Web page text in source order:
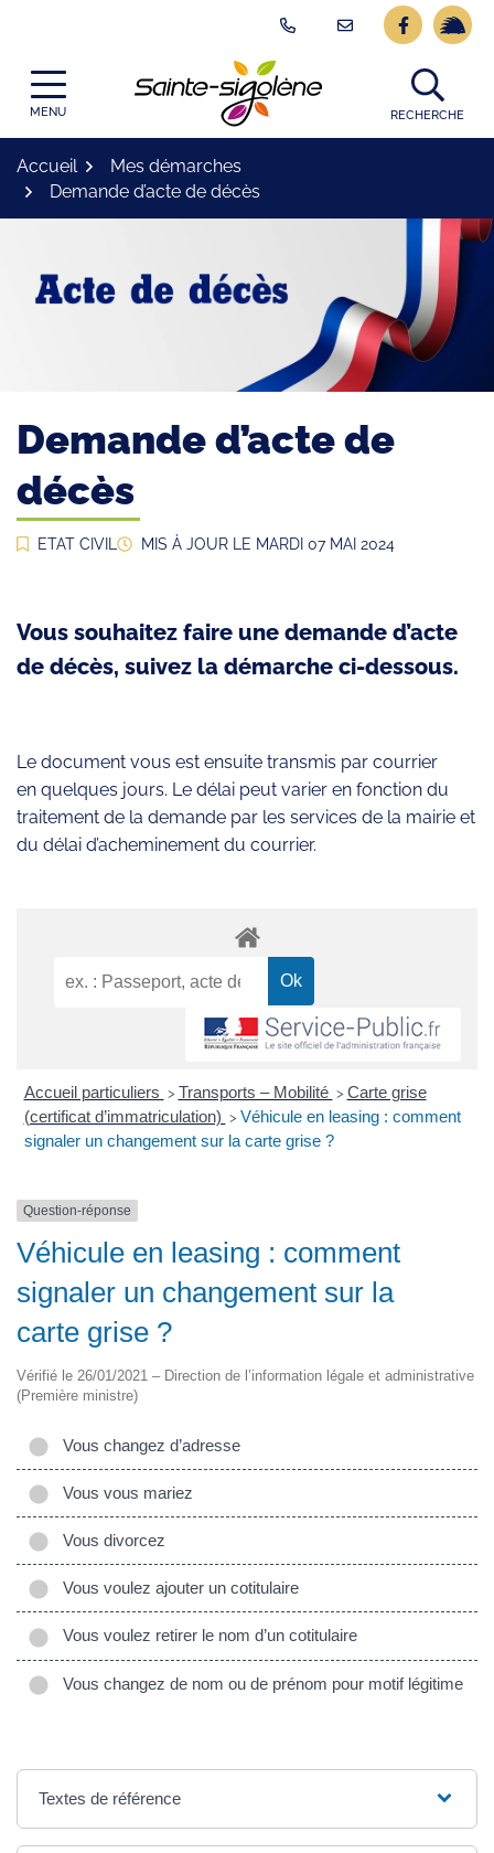
contenu
Lien vers
Lien
MENU
Logo Site
RECHERCHE
Accueil
Mes démarches
Demande d’acte de décès
Demande d’acte de
décès
ETAT CIVIL MIS À JOUR LE MARDI 07 MAI 2024
Vous souhaitez faire une demande d’acte
de décès, suivez la démarche ci-dessous.
Le document vous est ensuite transmis par courrier
en quelques jours. Le délai peut varier en fonction du
traitement de la demande par les services de la mairie et
du délai d’acheminement du courrier.
Accueil particuliers > Transports – Mobilité > Carte grise
(certificat d’immatriculation) > Véhicule en leasing : comment
signaler un changement sur la carte grise ?
Question-réponse
Véhicule en leasing : comment
signaler un changement sur la
carte grise ?
Vérifié le 26/01/2021 – Direction de l’information légale et administrative
(Première ministre)
Vous changez d’adresse
Vous vous mariez
Vous divorcez
Vous voulez ajouter un cotitulaire
Vous voulez retirer le nom d’un cotitulaire
Vous changez de nom ou de prénom pour motif légitime
Textes de référence